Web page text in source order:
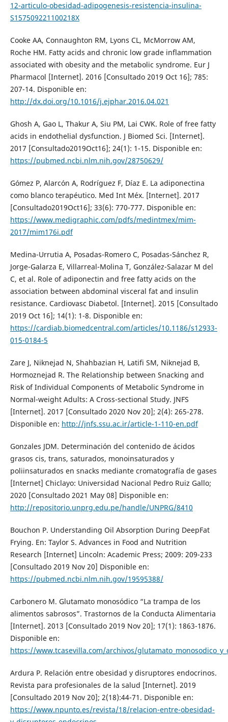
12-articulo-obesidad-adipogenesis-resistencia-insulina-
S157509221100218X
Cooke AA, Connaughton RM, Lyons CL, McMorrow AM,
Roche HM. Fatty acids and chronic low grade inflammation
associated with obesity and the metabolic syndrome. Eur J
Pharmacol [Internet]. 2016 [Consultado 2019 Oct 16]; 785:
207-14. Disponible en:
http://dx.doi.org/10.1016/j.ejphar.2016.04.021
Ghosh A, Gao L, Thakur A, Siu PM, Lai CWK. Role of free fatty
acids in endothelial dysfunction. J Biomed Sci. [Internet].
2017 [Consultado2019Oct16]; 24(1): 1-15. Disponible en:
https://pubmed.ncbi.nlm.nih.gov/28750629/
Gómez P, Alarcón A, Rodríguez F, Díaz E. La adiponectina
como blanco terapéutico. Med Int Méx. [Internet]. 2017
[Consultado2019Oct16]; 33(6): 770-777. Disponible en:
https://www.medigraphic.com/pdfs/medintmex/mim-
2017/mim176i.pdf
Medina-Urrutia A, Posadas-Romero C, Posadas-Sánchez R,
Jorge-Galarza E, Villarreal-Molina T, González-Salazar M del
C, et al. Role of adiponectin and free fatty acids on the
association between abdominal visceral fat and insulin
resistance. Cardiovasc Diabetol. [Internet]. 2015 [Consultado
2019 Oct 16]; 14(1): 1-8. Disponible en:
https://cardiab.biomedcentral.com/articles/10.1186/s12933-
015-0184-5
Zare J, Niknejad N, Shahbazian H, Latifi SM, Niknejad B,
Hormoznejad R. The Relationship between Snacking and
Risk of Individual Components of Metabolic Syndrome in
Normal-weight Adults: A Cross-sectional Study. JNFS
[Internet]. 2017 [Consultado 2020 Nov 20]; 2(4): 265-278.
Disponible en: http://jnfs.ssu.ac.ir/article-1-110-en.pdf
Gonzales JDM. Determinación del contenido de ácidos
grasos cis, trans, saturados, monoinsaturados y
poliinsaturados en snacks mediante cromatografía de gases
[Internet] Chiclayo: Universidad Nacional Pedro Ruiz Gallo;
2020 [Consultado 2021 May 08] Disponible en:
http://repositorio.unprg.edu.pe/handle/UNPRG/8410
Bouchon P. Understanding Oil Absorption During DeepFat
Frying. En: Taylor S. Advances in Food and Nutrition
Research [Internet] Lincoln: Academic Press; 2009: 209-233
[Consultado 2019 Nov 20] Disponible en:
https://pubmed.ncbi.nlm.nih.gov/19595388/
Carbonero M. Glutamato monosódico “La trampa de los
alimentos sabrosos”. Trastornos de la Conducta Alimentaria
[Internet]. 2013 [Consultado 2019 Nov 20]; 17(1): 1863-1876.
Disponible en:
https://www.tcasevilla.com/archivos/
Ardura P. Relación entre obesidad y disruptores endocrinos.
Revista para profesionales de la salud [Internet]. 2019
[Consultado 2019 Nov 20]; 2(18):44-71. Disponible en:
https://www.npunto.es/revista/18/relacion-entre-obesidad-